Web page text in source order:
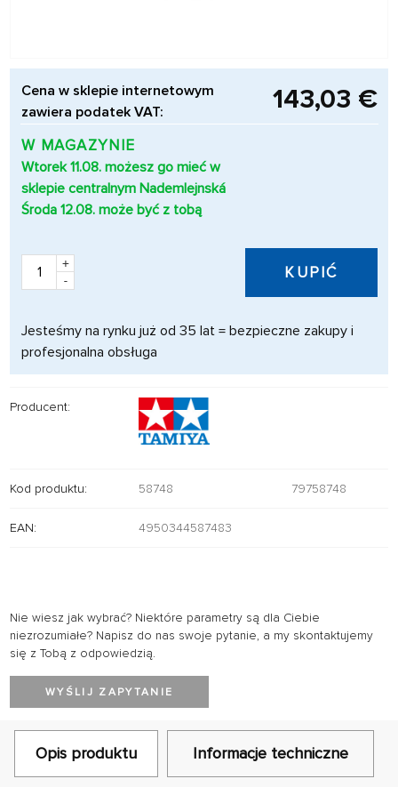
Cena w sklepie internetowym
zawiera podatek VAT:
143,03 €
W MAGAZYNIE
Wtorek 11.08. możesz go mieć w
sklepie centralnym Nademlejnská
Środa 12.08. może być z tobą
+
-
KUPIĆ
Jesteśmy na rynku już od 35 lat = bezpieczne zakupy i
profesjonalna obsługa
Producent:
Kod produktu: 58748 79758748
EAN: 4950344587483
Nie wiesz jak wybrać? Niektóre parametry są dla Ciebie
niezrozumiałe? Napisz do nas swoje pytanie, a my skontaktujemy
się z Tobą z odpowiedzią.
WYŚLIJ ZAPYTANIE
Opis produktu Informacje techniczne